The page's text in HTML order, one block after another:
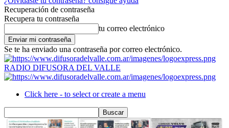
Recuperación de contraseña
Recupera tu contraseña
tu correo electrónico
Se te ha enviado una contraseña por correo electrónico.
RADIO DIFUSORA DEL VALLE
Click here - to select or create a menu